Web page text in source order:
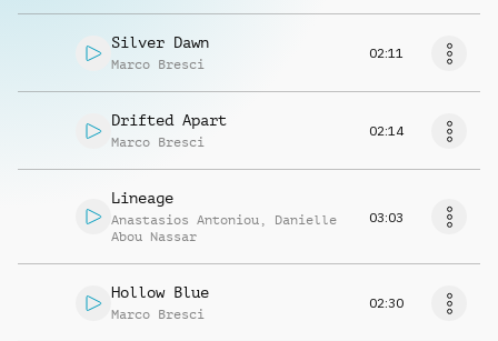
Silver Dawn
Marco Bresci
02:11
Drifted Apart
Marco Bresci
02:14
Lineage
Anastasios Antoniou , Danielle
Abou Nassar
03:03
Hollow Blue
Marco Bresci
02:30